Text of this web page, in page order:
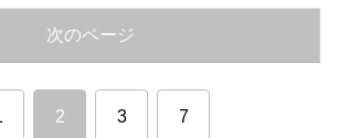
次のページ
2 3 7